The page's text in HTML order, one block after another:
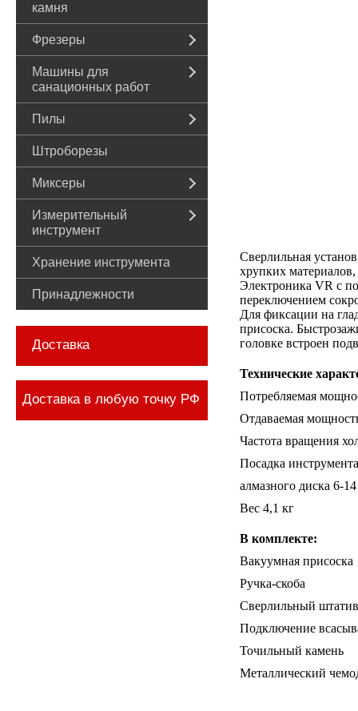
камня
Фрезеры
Машины для
санационных работ
Пилы
Штроборезы
Миксеры
Измерительный
инструмент
Хранение инструмента
Принадлежности
Доставка
Доставка в любую точку РФ
Сверлильная
хрупких
Электроника VR с
переключением
Для фиксации на
присоска.
головке встроен
Технические
Потребляемая
Отдаваемая
Частота вращения
Посадка
алмазного диска 6-
Вес 4,1 кг
В комплекте:
Вакуумная присоска
Ручка-скоба
Сверлильный
Подключение
Точильный камень
Металлический